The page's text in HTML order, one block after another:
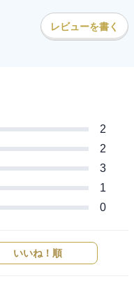
レビューを書く
2
2
3
1
0
いいね！順